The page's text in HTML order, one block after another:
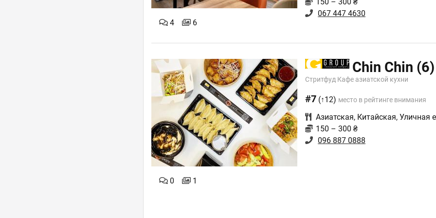
4 6
067 447 4630
0 1
Chin Chin (6)
Стритфуд Кафе азиатской кухни
#7 (↑12) место в рейтинге внимания
Азиатская, Китайская,Уличная
150 – 300 ₴
096 887 0888